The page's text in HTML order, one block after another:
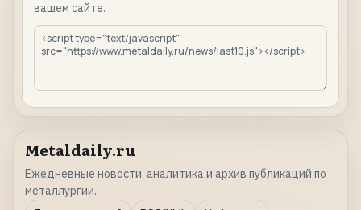
вашем сайте.
Metaldaily.ru
Ежедневные новости, аналитика и архив публикаций по
металлургии.